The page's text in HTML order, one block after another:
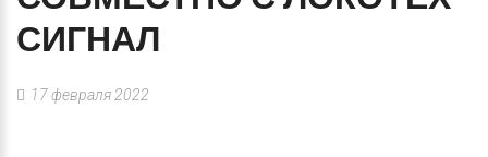
СИГНАЛ
17 февраля 2022